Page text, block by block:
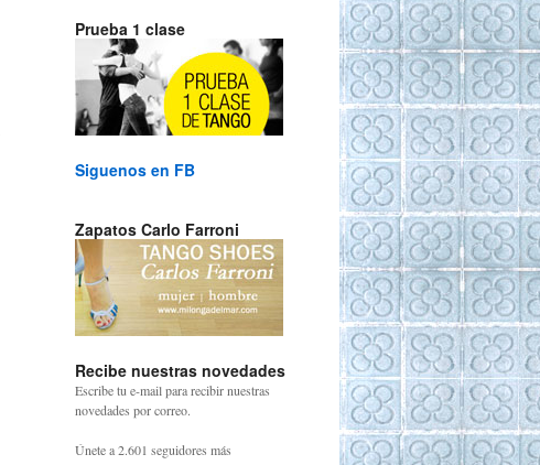
Prueba 1 clase
Siguenos en FB
Zapatos Carlo Farroni
Recibe nuestras novedades
Escribe tu e-mail para recibir nuestras
novedades por correo.
Únete a 2.601 seguidores más